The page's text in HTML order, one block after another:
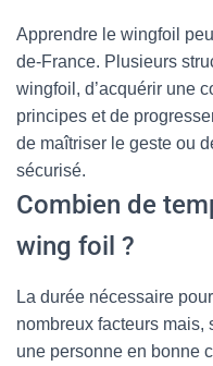
Apprendre le wingfoil
de-France. Plusieurs
wingfoil, d’acquérir une
principes et de
de maîtriser le geste ou
sécurisé.
Combien de
wing foil ?
La durée nécessaire
nombreux facteurs
une personne en bonne